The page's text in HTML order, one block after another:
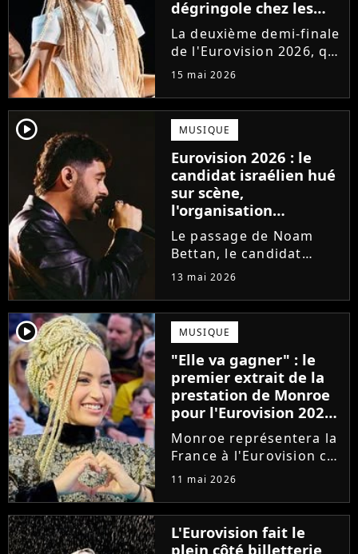
dégringole chez les
bookmakers après sa
performance en demi-
finale
La deuxième demi-finale
de l'Eurovision 2026, qui
s'est tenue jeudi 14 mai,
sa chanson Regarde !
pour la première fois
devant les
téléspectateurs
européens. Hélas,...
15 mai 2026
player2 MUSIQUE
Eurovision 2026 : le
candidat israélien hué
sur scène,
l'organisation
intervient
Le passage de Noam
Bettan, le candidat
représentant Israël à
de la première demi-
finale du concours, a
été perturbé par des
huées et des chants. La
phrase "Stop...
13 mai 2026
player2 MUSIQUE
"Elle va gagner" : le
premier extrait de la
prestation de Monroe
pour l'Eurovision 2026
séduit les bookmakers
Monroe représentera la
France à l'Eurovision ce
samedi 16 mai. Alors
favoris, un premier
extrait de sa prestation
vient d'être dévoilé. Et
11 mai 2026
L'Eurovision fait le
plein côté billetterie